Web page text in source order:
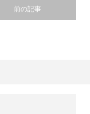
前の記事